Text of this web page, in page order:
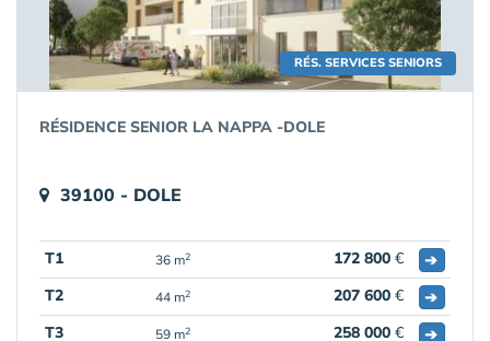
RÉS. SERVICES SENIORS
RÉSIDENCE SENIOR LA NAPPA -DOLE
39100 - DOLE
T1 36 m2 172 800 €
➔
T2
44 m2 207 600 €
➔
T3
59 m2 258 000 € ➔